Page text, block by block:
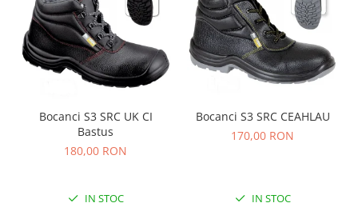
Telemetre
Termometre
Scule electrice
Accesorii auto
Aparate de sudat si lipit
Capsatoare si pistoale pneumatice
Accesorii abrazive
Bocanci S3 SRC UK CI
Bastus
180,00 RON
IN STOC
Bocanci S3 SRC CEAHLAU
170,00 RON
IN STOC